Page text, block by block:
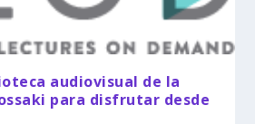
audiovisual de la
para disfrutar desde